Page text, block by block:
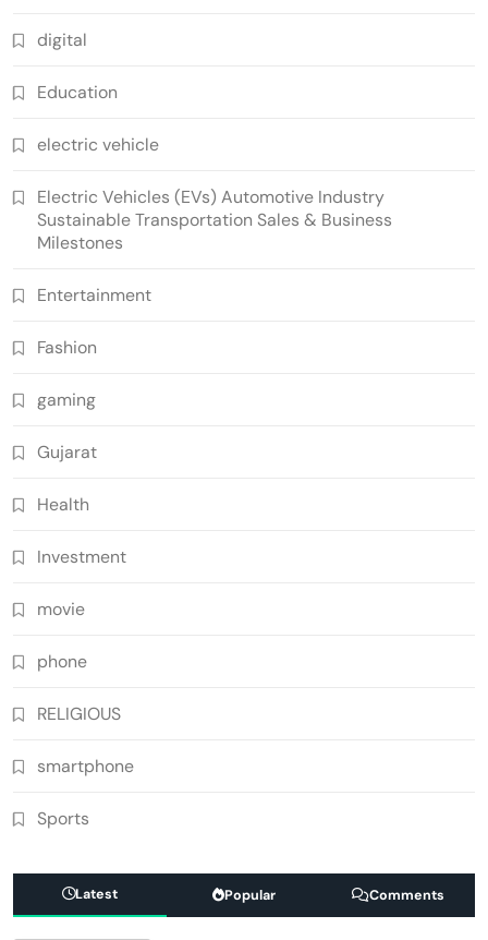
digital
Education
electric vehicle
Electric Vehicles (EVs) Automotive Industry
Sustainable Transportation Sales & Business
Milestones
Entertainment
Fashion
gaming
Gujarat
Health
Investment
movie
phone
RELIGIOUS
smartphone
Sports
Latest Popular Comments